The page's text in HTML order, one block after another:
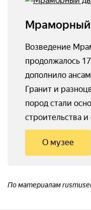
Мраморный
Возведение
продолжалось
дополнило
Гранит и
пород стали
строительства и
О музее
По материалам